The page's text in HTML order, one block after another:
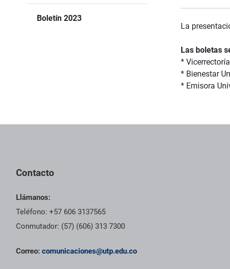
Boletín 2023
La
Las boletas
*
* Bienestar
* Emisora
Contacto
Llámanos:
Teléfono: +57 606 3137565
Conmutador: (57) (606) 313 7300
Correo: comunicaciones@utp.edu.co